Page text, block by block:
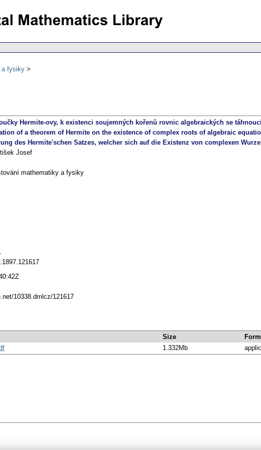
a fysiky
Hermite-ovy, k existenci soujemných kořenů rovnic algebraických se
of a theorem of Hermite on the existence of complex roots of algebraic
des Hermite'schen Satzes, welcher sich auf die Existenz von complexen
Josef
mathematiky a fysiky
10338.dmlcz/121617
Size
1.332Mb